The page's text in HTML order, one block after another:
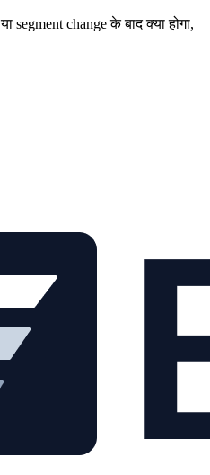
segment change के बाद क्या होगा,